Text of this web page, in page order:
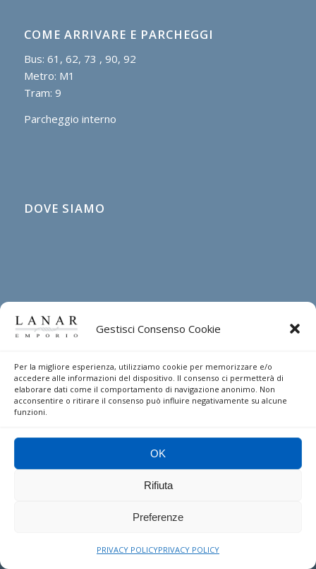
Gestisci Consenso Cookie
Per la migliore esperienza, utilizziamo cookie per memorizzare e/o
accedere alle informazioni del dispositivo. Il consenso ci permetterà di
elaborare dati come il comportamento di navigazione anonimo. Non
acconsentire o ritirare il consenso può influire negativamente su alcune
funzioni.
OK
Rifiuta
Preferenze
PRIVACY POLICYPRIVACY POLICY
COME ARRIVARE E PARCHEGGI
Bus: 61, 62, 73 , 90, 92
Metro: M1
Tram: 9
Parcheggio interno
DOVE SIAMO
DIRITTO DI RECESSO
Indicazioni per esercitare il diritto di recesso